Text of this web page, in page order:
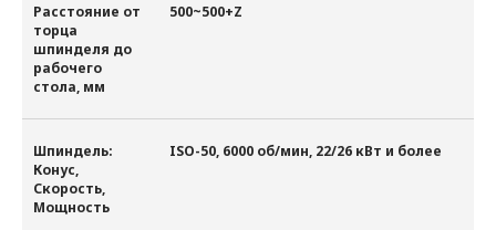
Расстояние от
торца
шпинделя до
рабочего
стола, мм
500~500+Z
Шпиндель:
Конус,
Скорость,
Мощность
ISO-50, 6000 об/мин, 22/26 кВт и более